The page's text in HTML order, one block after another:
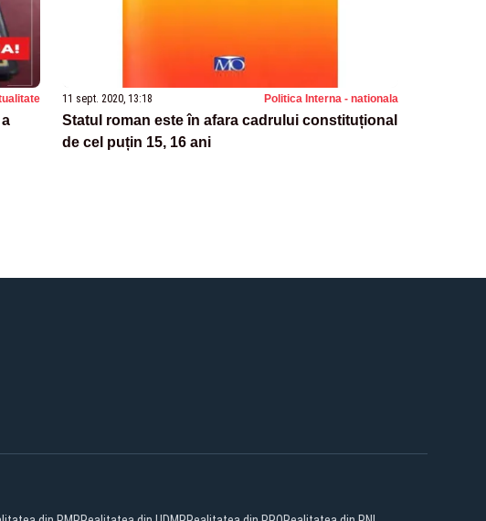
11 sept. 2020, 13:18 Politica Interna - nationala
Statul roman este în afara cadrului constituțional
de cel puțin 15, 16 ani